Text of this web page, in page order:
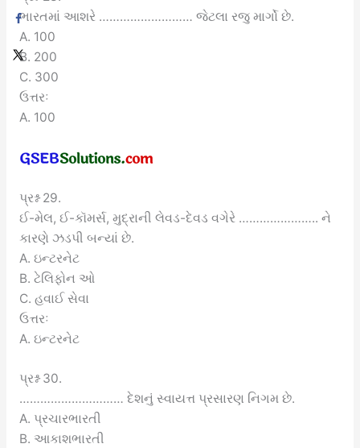
ભારતમાં આશરે ……………………… જેટલા રજુ માર્ગો છે.
A. 100
B. 200
C. 300
ઉત્તરઃ
A. 100
પ્રશ્ન 29.
ઈ-મેલ, ઈ-કૉમર્સ, મુદ્રાની લેવડ-દેવડ વગેરે ………………….. ને
કારણે ઝડપી બન્યાં છે.
A. ઇન્ટરનેટ
B. ટેલિફોન ઓ
C. હવાઈ સેવા
ઉત્તરઃ
A. ઇન્ટરનેટ
પ્રશ્ન 30.
………………………… દેશનું સ્વાયત્ત પ્રસારણ નિગમ છે.
A. પ્રચારભારતી
B. આકાશભારતી